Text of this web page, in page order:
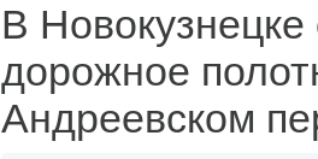
В
дорожное
Андреевском